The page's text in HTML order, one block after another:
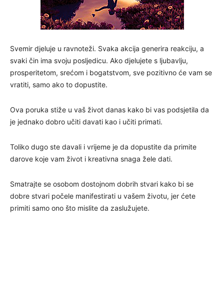
Svemir djeluje u ravnoteži. Svaka akcija generira reakciju, a
svaki čin ima svoju posljedicu. Ako djelujete s ljubavlju,
prosperitetom, srećom i bogatstvom, sve pozitivno će vam se
vratiti, samo ako to dopustite.
Ova poruka stiže u vaš život danas kako bi vas podsjetila da
je jednako dobro učiti davati kao i učiti primati.
Toliko dugo ste davali i vrijeme je da dopustite da primite
darove koje vam život i kreativna snaga žele dati.
Smatrajte se osobom dostojnom dobrih stvari kako bi se
dobre stvari počele manifestirati u vašem životu, jer ćete
primiti samo ono što mislite da zaslužujete.